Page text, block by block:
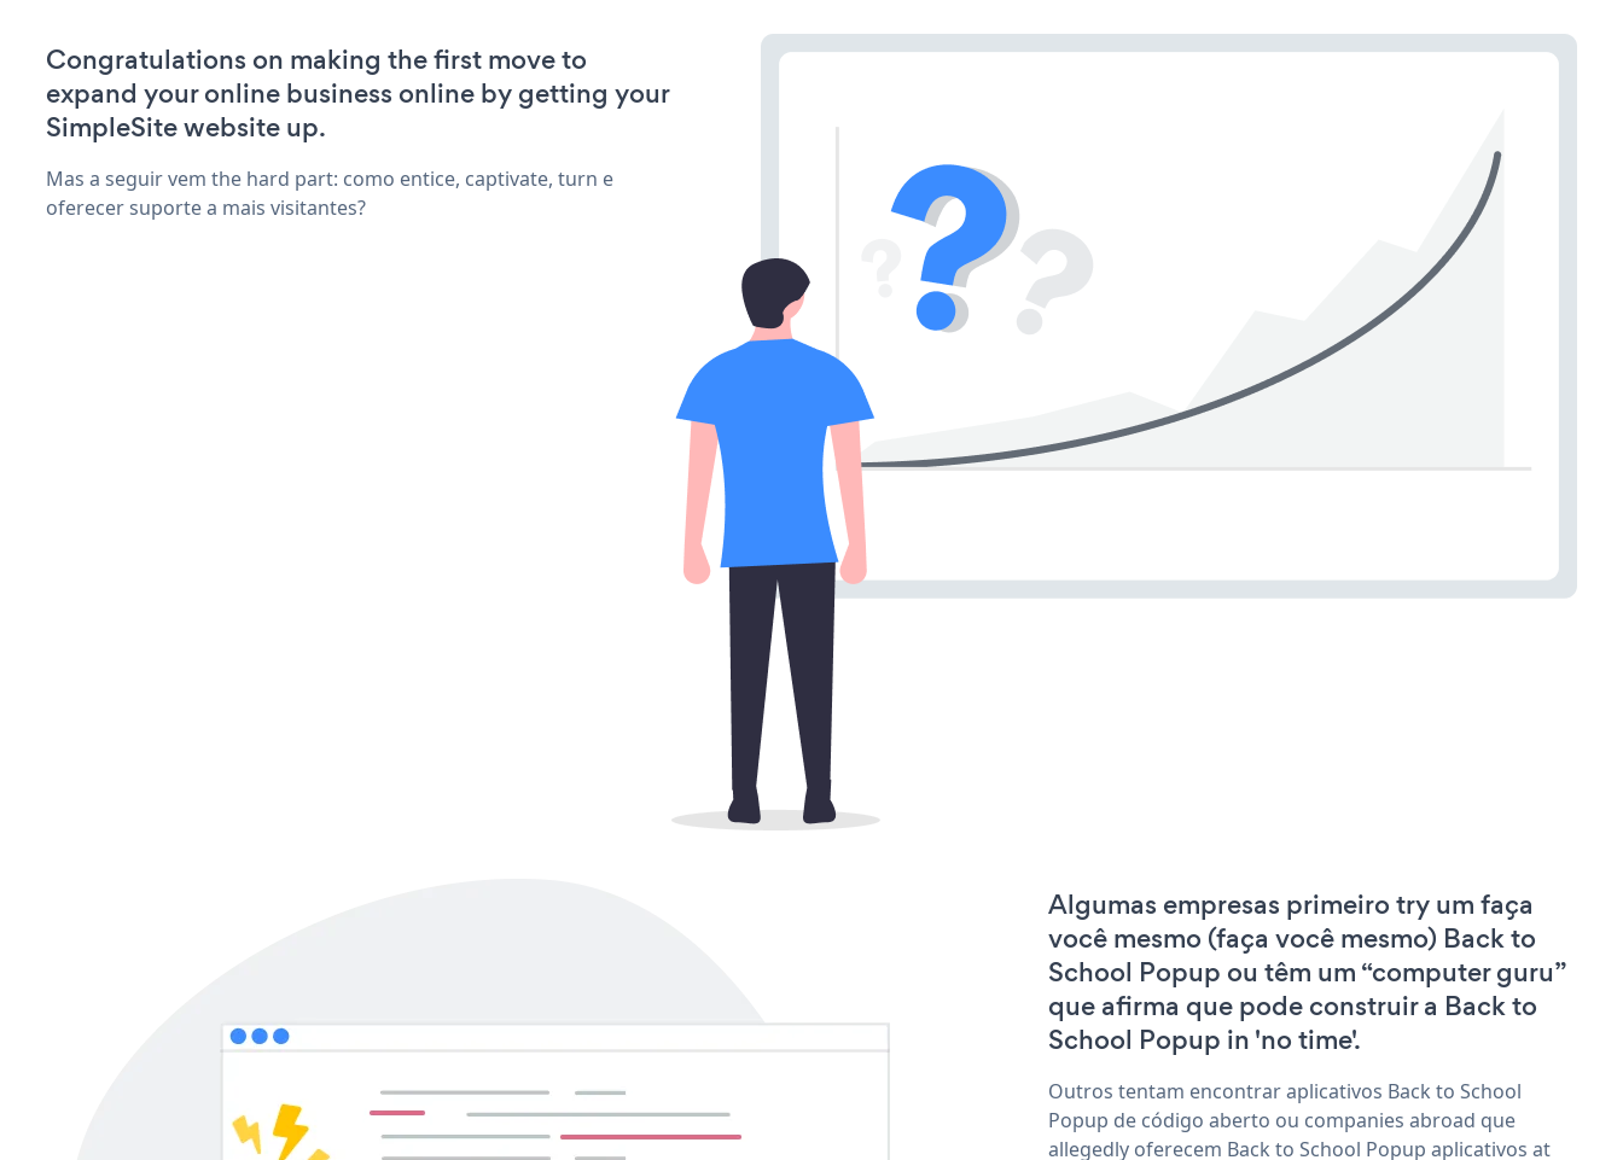
Congratulations on making the first move to
expand your online business online by getting your
SimpleSite website up.
Mas a seguir vem the hard part: como entice, captivate, turn e
oferecer suporte a mais visitantes?
Algumas empresas primeiro try um faça
você mesmo (faça você mesmo) Back to
School Popup ou têm um “computer guru”
que afirma que pode construir a Back to
School Popup in 'no time'.
Outros tentam encontrar aplicativos Back to School
Popup de código aberto ou companies abroad que
allegedly oferecem Back to School Popup aplicativos at